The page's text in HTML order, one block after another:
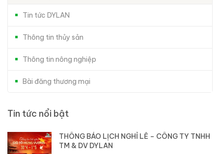
Tin tức DYLAN
Thông tin thủy sản
Thông tin nông nghiệp
Bài đăng thương mại
Tin tức nổi bật
THÔNG BÁO LỊCH NGHỈ LỄ – CÔNG TY TNHH
TM & DV DYLAN